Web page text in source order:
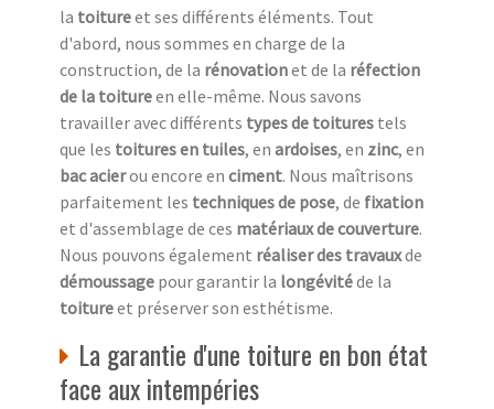
la toitureet ses différents éléments. Tout
d'abord, nous sommes en charge de la
construction, de la rénovationet de la réfection
de la toitureen elle-même. Nous savons
travailler avec différents types de toitures tels
que les toitures en tuiles, en ardoises, en zinc, en
bac acierou encore en ciment. Nous maîtrisons
parfaitement les techniques de pose, de fixation
et d'assemblage de ces matériaux de couverture.
Nous pouvons également réaliser des travauxde
démoussage pour garantir la longévitéde la
toitureet préserver son esthétisme.
La garantie d'une toiture en bon état
face aux intempéries